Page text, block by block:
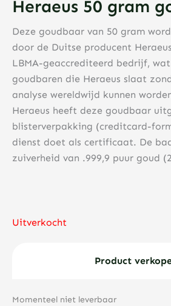
Heraeus 50 gram
Deze goudbaar van 50 gram
door de Duitse producent
LBMA-geaccrediteerd bedrijf,
goudbaren die Heraeus slaat
analyse wereldwijd kunnen
Heraeus heeft deze goudbaar
blisterverpakking (creditcard-
dienst doet als certificaat. De
zuiverheid van .999,9 puur goud
Uitverkocht
Product
Momenteel niet leverbaar